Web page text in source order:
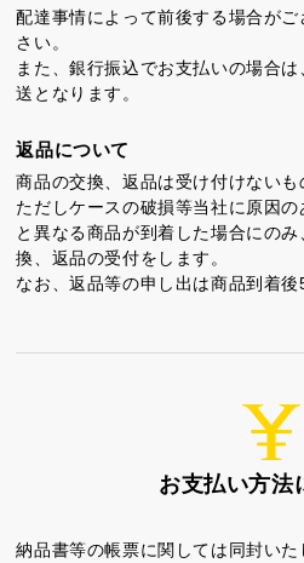
配達事情によって前後する場合が
さい。
また、銀行振込でお支払いの場合
送となります。
返品について
商品の交換、返品は受け付けないも
ただしケースの破損等当社に原因
と異なる商品が到着した場合にの
換、返品の受付をします。
なお、返品等の申し出は商品到着後
お支払い方法
納品書等の帳票に関しては同封いた